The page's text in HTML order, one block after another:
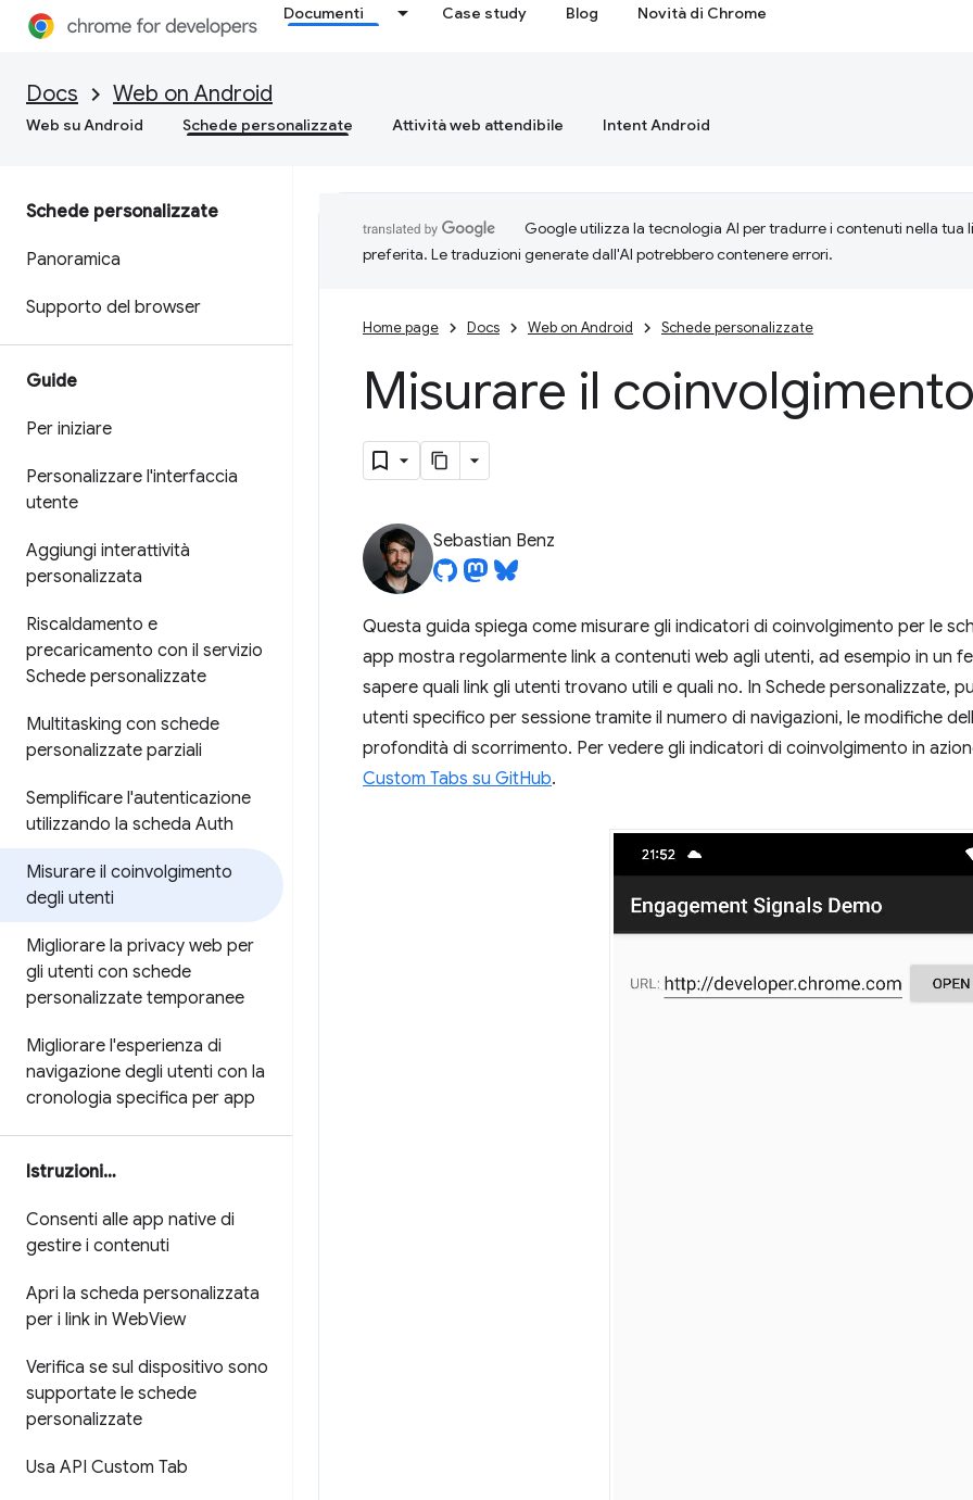
Documenti Case study Blog Novità di Chrome
Docs Web on Android
Web su Android Schede personalizzate Attività web attendibile Intent Android
Schede personalizzate
Panoramica
Supporto del browser
Guide
Per iniziare
Personalizzare l'interfaccia
utente
Aggiungi interattività
personalizzata
Riscaldamento e
precaricamento con il servizio
Schede personalizzate
Multitasking con schede
personalizzate parziali
Semplificare l'autenticazione
utilizzando la scheda Auth
Misurare il coinvolgimento
degli utenti
Migliorare la privacy web per
gli utenti con schede
personalizzate temporanee
Migliorare l'esperienza di
navigazione degli utenti con la
cronologia specifica per app
Istruzioni…
Consenti alle app native di
gestire i contenuti
Apri la scheda personalizzata
per i link in WebView
Verifica se sul dispositivo sono
supportate le schede
personalizzate
Usa API Custom Tab
Google utilizza la tecnologia AI per tradurre i contenuti nella tua
preferita. Le traduzioni generate dall'AI potrebbero contenere errori.
Home page Docs Web on Android Schede personalizzate
Misurare il
Sebastian Benz
Questa guida spiega come misurare gli indicatori di coinvolgimento per le
app mostra regolarmente link a contenuti web agli utenti, ad esempio in un
sapere quali link gli utenti trovano utili e quali no. In Schede personalizzate,
utenti specifico per sessione tramite il numero di navigazioni, le modifiche
profondità di scorrimento. Per vedere gli indicatori di coinvolgimento in
Custom Tabs su GitHub.